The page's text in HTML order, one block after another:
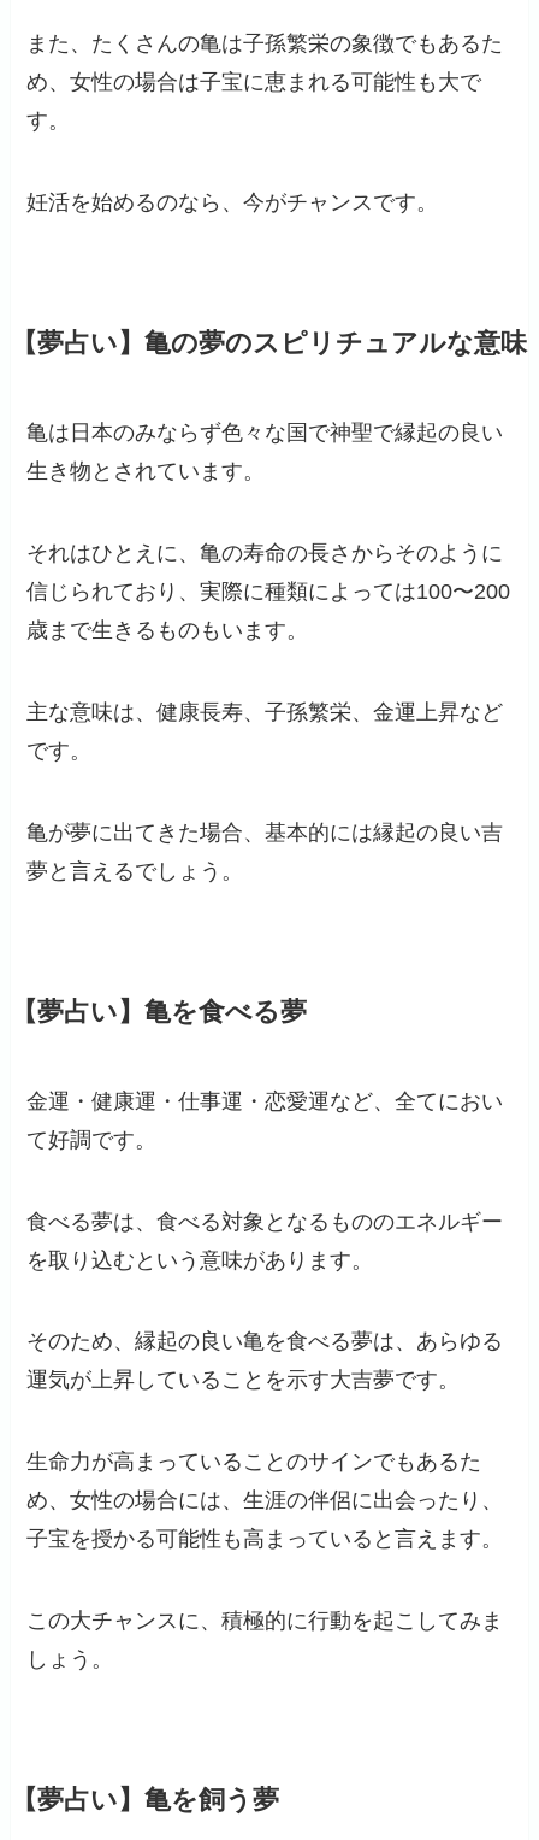
また、たくさんの亀は子孫繁栄の象徴でもあるた
め、女性の場合は子宝に恵まれる可能性も大で
す。
妊活を始めるのなら、今がチャンスです。
【夢占い】亀の夢のスピリチュアルな意味
亀は日本のみならず色々な国で神聖で縁起の良い
生き物とされています。
それはひとえに、亀の寿命の長さからそのように
信じられており、実際に種類によっては100〜200
歳まで生きるものもいます。
主な意味は、健康長寿、子孫繁栄、金運上昇など
です。
亀が夢に出てきた場合、基本的には縁起の良い吉
夢と言えるでしょう。
【夢占い】亀を食べる夢
金運・健康運・仕事運・恋愛運など、全てにおい
て好調です。
食べる夢は、食べる対象となるもののエネルギー
を取り込むという意味があります。
そのため、縁起の良い亀を食べる夢は、あらゆる
運気が上昇していることを示す大吉夢です。
生命力が高まっていることのサインでもあるた
め、女性の場合には、生涯の伴侶に出会ったり、
子宝を授かる可能性も高まっていると言えます。
この大チャンスに、積極的に行動を起こしてみま
しょう。
【夢占い】亀を飼う夢